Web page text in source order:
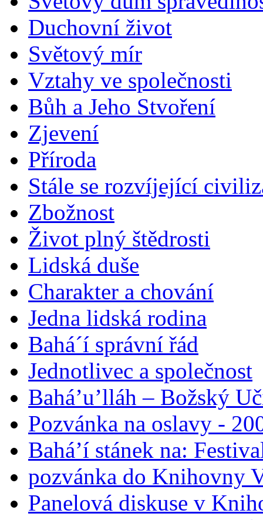
Duchovní život
Světový mír
Vztahy ve společnosti
Bůh a Jeho Stvoření
Zjevení
Příroda
Stále se rozvíjející
Zbožnost
Život plný štědrosti
Lidská duše
Charakter a chování
Jedna lidská rodina
Bahá´í správní řád
Jednotlivec a společnost
Bahá’u’lláh – Božský
Pozvánka na oslavy -
Bahá’í stánek na:
pozvánka do Knihovny
Panelová diskuse v